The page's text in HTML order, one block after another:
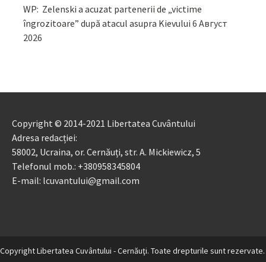
WP: Zelenski a acuzat partenerii de „victime
îngrozitoare” după atacul asupra Kievului 6 Август
2026
Copyright © 2014-2021 Libertatea Cuvântului
Adresa redacției:
58002, Ucraina, or. Cernăuți, str. A. Mickiewicz, 5
Telefonul mob.: +380958345804
E-mail: lcuvantului@gmail.com
Copyright Libertatea Cuvântului - Cernăuţi. Toate drepturile sunt rezervate.